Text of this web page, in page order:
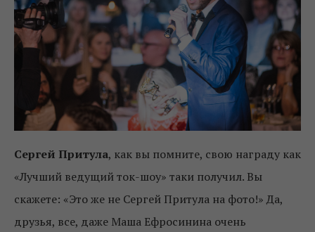
Сергей Притула, как вы помните, свою награду как
«Лучший ведущий ток-шоу» таки получил. Вы
скажете: «Это же не Сергей Притула на фото!» Да,
друзья, все, даже Маша Ефросинина очень